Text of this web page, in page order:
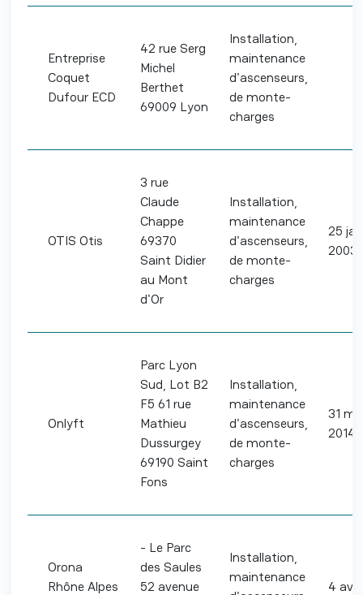
Entreprise
Coquet
Dufour ECD
42 rue Serg
Michel
Berthet
69009 Lyon
Installation,
maintenance
d'ascenseurs,
de monte-
charges
OTIS Otis
3 rue
Claude
Chappe
69370
Saint Didier
au Mont
d'Or
Installation,
maintenance
d'ascenseurs,
de monte-
charges
25
2003
Onlyft
Parc Lyon
Sud, Lot B2
F5 61 rue
Mathieu
Dussurgey
69190 Saint
Fons
Installation,
maintenance
d'ascenseurs,
de monte-
charges
31
2014
Orona
Rhône Alpes
- Le Parc
des Saules
52 avenue
Installation,
maintenance
4 avril